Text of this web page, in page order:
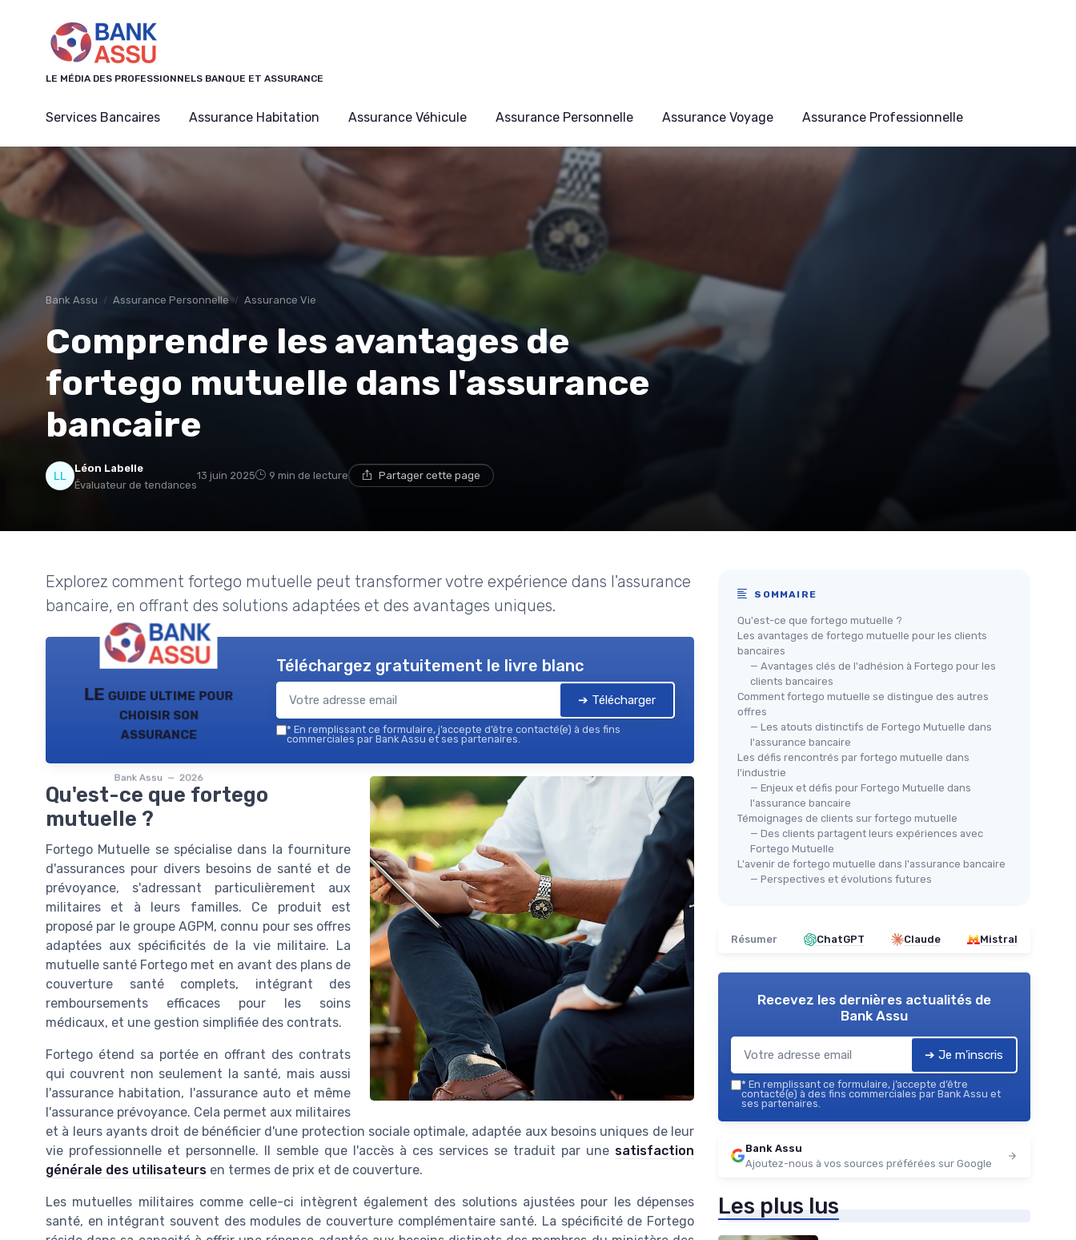
LE MÉDIA DES PROFESSIONNELS BANQUE ET ASSURANCE
Services Bancaires Assurance Habitation Assurance Véhicule Assurance Personnelle Assurance Voyage Assurance Professionnelle
Bank Assu Assurance Personnelle Assurance Vie
Comprendre les avantages de
fortego mutuelle dans l'assurance
bancaire
Léon Labelle
Évaluateur de tendances
13 juin 2025 9 min de lecture Partager cette page
Explorez comment fortego mutuelle peut transformer votre expérience dans l'assurance
bancaire, en offrant des solutions adaptées et des avantages uniques.
LE guide ultime pour
choisir son
assurance
Bank Assu — 2026
Téléchargez gratuitement le livre blanc
➔ Télécharger
* En remplissant ce formulaire, j’accepte d’être contacté(e) à des fins
commerciales par Bank Assu et ses partenaires.
Qu'est-ce que fortego
mutuelle ?
Fortego Mutuelle se spécialise dans la fourniture
d'assurances pour divers besoins de santé et de
prévoyance, s'adressant particulièrement aux
militaires et à leurs familles. Ce produit est
proposé par le groupe AGPM, connu pour ses offres
adaptées aux spécificités de la vie militaire. La
mutuelle santé Fortego met en avant des plans de
couverture santé complets, intégrant des
remboursements efficaces pour les soins
médicaux, et une gestion simplifiée des contrats.
Fortego étend sa portée en offrant des contrats
qui couvrent non seulement la santé, mais aussi
l'assurance habitation, l'assurance auto et même
l'assurance prévoyance. Cela permet aux militaires
et à leurs ayants droit de bénéficier d'une protection sociale optimale, adaptée aux besoins uniques de leur
vie professionnelle et personnelle. Il semble que l'accès à ces services se traduit par une satisfaction
générale des utilisateurs en termes de prix et de couverture.
Les mutuelles militaires comme celle-ci intègrent également des solutions ajustées pour les dépenses
santé, en intégrant souvent des modules de couverture complémentaire santé. La spécificité de Fortego
SOMMAIRE
Qu'est-ce que fortego mutuelle ?
Les avantages de fortego mutuelle pour les clients
bancaires
— Avantages clés de l'adhésion à Fortego pour les
clients bancaires
Comment fortego mutuelle se distingue des autres
offres
— Les atouts distinctifs de Fortego Mutuelle dans
l'assurance bancaire
Les défis rencontrés par fortego mutuelle dans
l'industrie
— Enjeux et défis pour Fortego Mutuelle dans
l'assurance bancaire
Témoignages de clients sur fortego mutuelle
— Des clients partagent leurs expériences avec
Fortego Mutuelle
L'avenir de fortego mutuelle dans l'assurance bancaire
— Perspectives et évolutions futures
Résumer ChatGPT Claude Mistral
Recevez les dernières actualités de
Bank Assu
➔ Je m'inscris
* En remplissant ce formulaire, j’accepte d’être
contacté(e) à des fins commerciales par Bank Assu et
ses partenaires.
Bank Assu
Ajoutez-nous à vos sources préférées sur Google
Les plus lus